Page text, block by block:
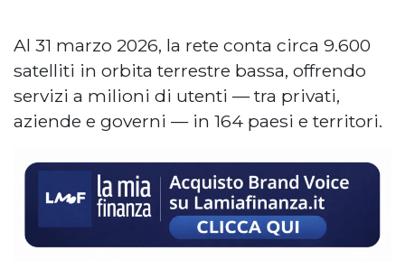
Al 31 marzo 2026, la rete conta circa 9.600
satelliti in orbita terrestre bassa, offrendo
servizi a milioni di utenti — tra privati,
aziende e governi — in 164 paesi e territori.